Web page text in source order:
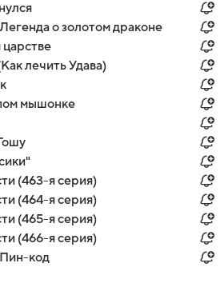
о золотом драконе
лечить Удава)
мышонке
(463-я серия)
(464-я серия)
(465-я серия)
(466-я серия)
код